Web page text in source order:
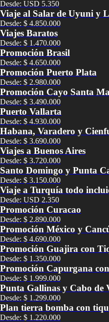
Desde: USD 5.350
Viaje al Salar de Uyuni y
Desde: $ 4.850.000
Viajes Baratos
Desde: $ 1.470.000
Promoción Brasil
Desde: $ 4.650.000
Promoción Puerto Plata
Desde: $ 2.980.000
Promoción Cayo Santa
Desde: $ 3.490.000
Puerto Vallarta
Desde: $ 4.930.000
Habana, Varadero y
Desde: $ 3.690.000
Viajes a Buenos Aires
Desde: $ 3.720.000
Santo Domingo y Punta
Desde: $ 3.150.000
Viaje a Turquía todo
Desde: USD 2.350
Promoción Curacao
Desde: $ 2.890.000
Promoción México y
Desde: $ 4.690.000
Promoción Guajira con
Desde: $ 1.350.000
Promoción Capurgana
Desde: $ 1.999.000
Punta Gallinas y Cabo de
Desde: $ 1.299.000
Plan tierra bomba con
Desde: $ 1.220.000